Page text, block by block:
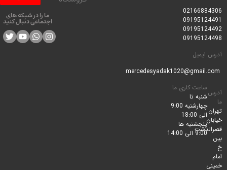
ساعت کاری ما
شنبه تا
چهارشنبه 9:00
الی 18:00
پنجشنبه ها
9:00 الی 14:00
ما را در شبکه های
اجتماعی دنبال کنید